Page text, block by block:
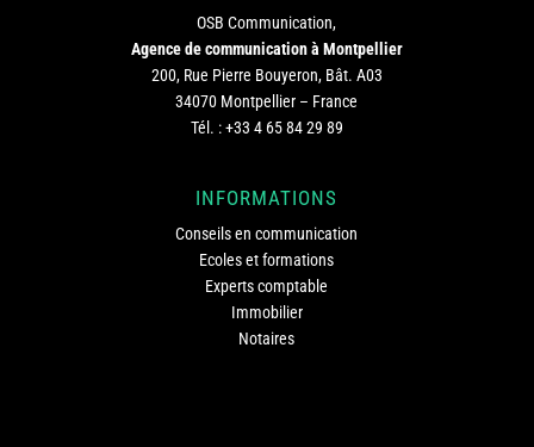
OSB Communication,
Agence de communication à Montpellier
200, Rue Pierre Bouyeron, Bât. A03
34070 Montpellier – France
Tél. :+33 4 65 84 29 89
INFORMATIONS
Conseils en communication
Ecoles et formations
Experts comptable
Immobilier
Notaires